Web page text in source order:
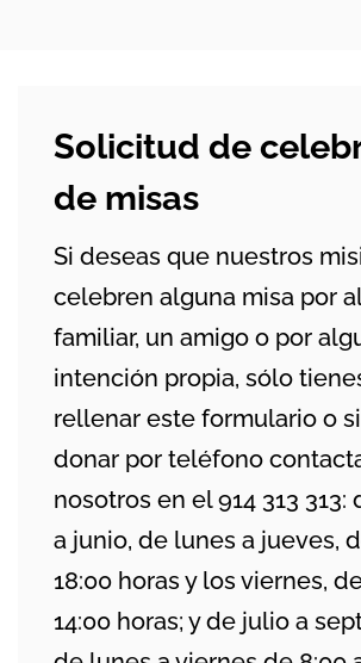
Solicitud de
de misas
Si deseas que nuestros
celebren alguna misa por
familiar, un amigo o por
intención propia, sólo
rellenar este formulario o
donar por teléfono
nosotros en el 914 313
a junio, de lunes a jueves,
18:00 horas y los viernes,
14:00 horas; y de julio a